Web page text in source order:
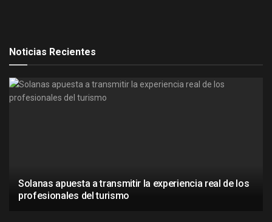
Noticias Recientes
Solanas apuesta a transmitir la experiencia real de los
profesionales del turismo